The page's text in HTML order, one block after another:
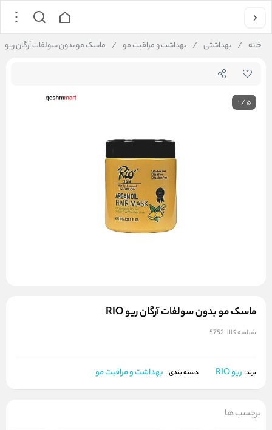
خانه / بهداشتی / بهداشت و مراقبت مو / ماسک مو بدون سولفات آرگان ریو RIO
1/5
ماسک مو بدون سولفات آرگان ریو RIO
شناسه کالا:5752
برند: ریو RIO دسته بندی: بهداشت و مراقبت مو
برچسب ها